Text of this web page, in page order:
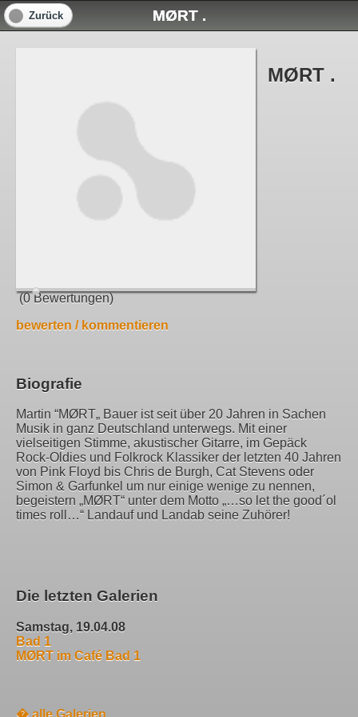
MØRT .
Zurück
MØRT .
(0 Bewertungen)
bewerten / kommentieren
Biografie
Martin “MØRT„ Bauer ist seit über 20 Jahren in Sachen
Musik in ganz Deutschland unterwegs. Mit einer
vielseitigen Stimme, akustischer Gitarre, im Gepäck
Rock-Oldies und Folkrock Klassiker der letzten 40 Jahren
von Pink Floyd bis Chris de Burgh, Cat Stevens oder
Simon & Garfunkel um nur einige wenige zu nennen,
begeistern „MØRT“ unter dem Motto „…so let the good´ol
times roll…“ Landauf und Landab seine Zuhörer!
Die letzten Galerien
Samstag, 19.04.08
Bad 1
MØRT im Café Bad 1
� alle Galerien